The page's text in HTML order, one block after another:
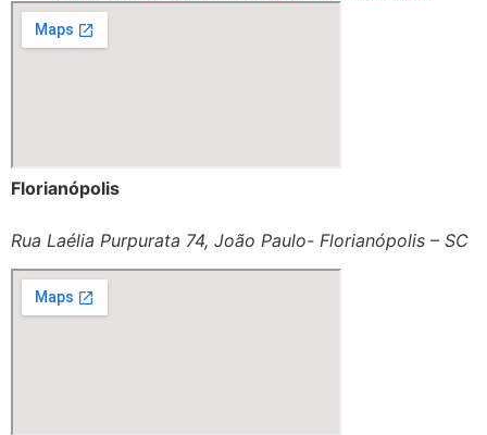
Florianópolis
Rua Laélia Purpurata 74, João Paulo- Florianópolis – SC